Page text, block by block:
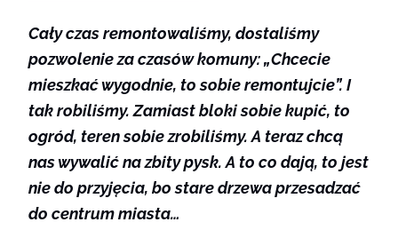
Cały czas remontowaliśmy, dostaliśmy
pozwolenie za czasów komuny: „Chcecie
mieszkać wygodnie, to sobie remontujcie”. I
tak robiliśmy. Zamiast bloki sobie kupić, to
ogród, teren sobie zrobiliśmy. A teraz chcą
nas wywalić na zbity pysk. A to co dają, to jest
nie do przyjęcia, bo stare drzewa przesadzać
do centrum miasta…